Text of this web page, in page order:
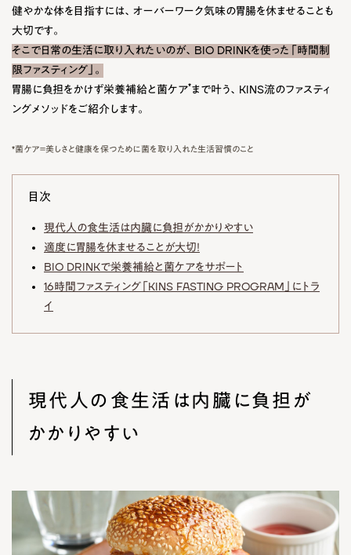
健やかな体を目指すには、オーバーワーク気味の胃腸を休ませることも
大切です。
そこで日常の生活に取り入れたいのが、BIO DRINKを使った「時間制
限ファスティング」。
胃腸に負担をかけず栄養補給と菌ケア*まで叶う、KINS流のファスティ
ングメソッドをご紹介します。
*菌ケア＝美しさと健康を保つために菌を取り入れた生活習慣のこと
目次
現代人の食生活は内臓に負担がかかりやすい
適度に胃腸を休ませることが大切！
BIO DRINKで栄養補給と菌ケアをサポート
16時間ファスティング「KINS FASTING PROGRAM」にトラ
イ
現代人の食生活は内臓に負担が
かかりやすい